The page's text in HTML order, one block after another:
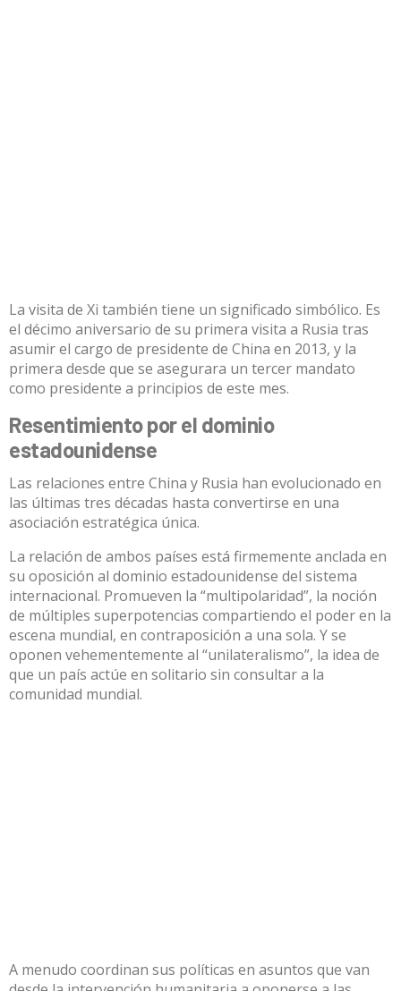
La visita de Xi también tiene un significado simbólico. Es
el décimo aniversario de su primera visita a Rusia tras
asumir el cargo de presidente de China en 2013, y la
primera desde que se asegurara un tercer mandato
como presidente a principios de este mes.
Resentimiento por el dominio
estadounidense
Las relaciones entre China y Rusia han evolucionado en
las últimas tres décadas hasta convertirse en una
asociación estratégica única.
La relación de ambos países está firmemente anclada en
su oposición al dominio estadounidense del sistema
internacional. Promueven la “multipolaridad”, la noción
de múltiples superpotencias compartiendo el poder en la
escena mundial, en contraposición a una sola. Y se
oponen vehementemente al “unilateralismo”, la idea de
que un país actúe en solitario sin consultar a la
comunidad mundial.
A menudo coordinan sus políticas en asuntos que van